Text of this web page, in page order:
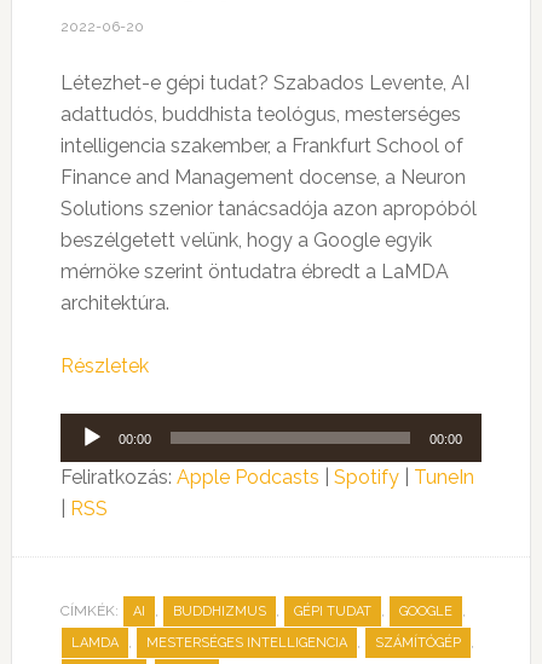
2022-06-20
Létezhet-e gépi tudat? Szabados Levente, AI
adattudós, buddhista teológus, mesterséges
intelligencia szakember, a Frankfurt School of
Finance and Management docense, a Neuron
Solutions szenior tanácsadója azon apropóból
beszélgetett velünk, hogy a Google egyik
mérnöke szerint öntudatra ébredt a LaMDA
architektúra.
Részletek
Audió
lejátszó
00:00 00:00
Feliratkozás: Apple Podcasts Spotify| TuneIn
RSS
CÍMKÉK: AI , BUDDHIZMUS , GÉPI TUDAT , GOOGLE ,
LAMDA , MESTERSÉGES INTELLIGENCIA , SZÁMÍTÓGÉP ,